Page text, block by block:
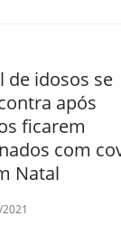
de idosos se
após
ficarem
com
Natal